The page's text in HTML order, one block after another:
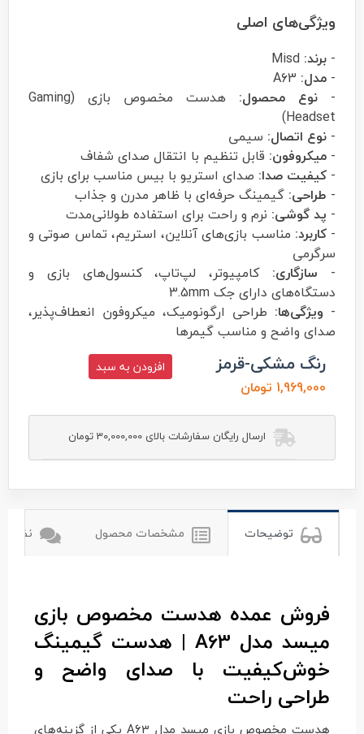
ویژگی‌های اصلی
- برند:
- مدل:
- نوع محصول:
هدست مخصوص بازی (Gaming
Headset)
- نوع اتصال: سیمی
- میکروفون: قابل تنظیم با انتقال صدای شفاف
- کیفیت صدا: صدای استریو با بیس مناسب برای بازی
- طراحی: گیمینگ حرفه‌ای با ظاهر مدرن و جذاب
- پد گوشی: نرم و راحت برای استفاده طولانی‌مدت
-کاربرد: مناسب بازی‌های آنلاین، استریم، تماس صوتی و
سرگرمی
- سازگاری: کامپیوتر، لپ‌تاپ، کنسول‌های بازی و
دستگاه‌های دارای جک 3.5mm
- ویژگی‌ها: طراحی ارگونومیک، میکروفون انعطاف‌پذیر،
صدای واضح و مناسب گیمرها
رنگ مشکی-قرمز
1,969,000 تومان
افزودن به سبد
ارسال رایگان سفارشات بالای 30,000,000 تومان
توضیحات مشخصات محصول نظرات
فروش عمده هدست مخصوص بازی
میسد مدل A63 | هدست گیمینگ
خوش‌کیفیت با صدای واضح و
طراحی راحت
هدست مخصوص بازی میسد مدل A63 یکی از گزینه‌های